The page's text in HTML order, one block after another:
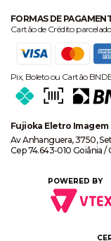
FORMAS DE
Cartão de Crédito
Pix, Boleto ou Cartão
Fujioka Eletro Imagem
Av Anhanguera, 3750,
Cep 74.643-010 Goiânia /
POWERED BY